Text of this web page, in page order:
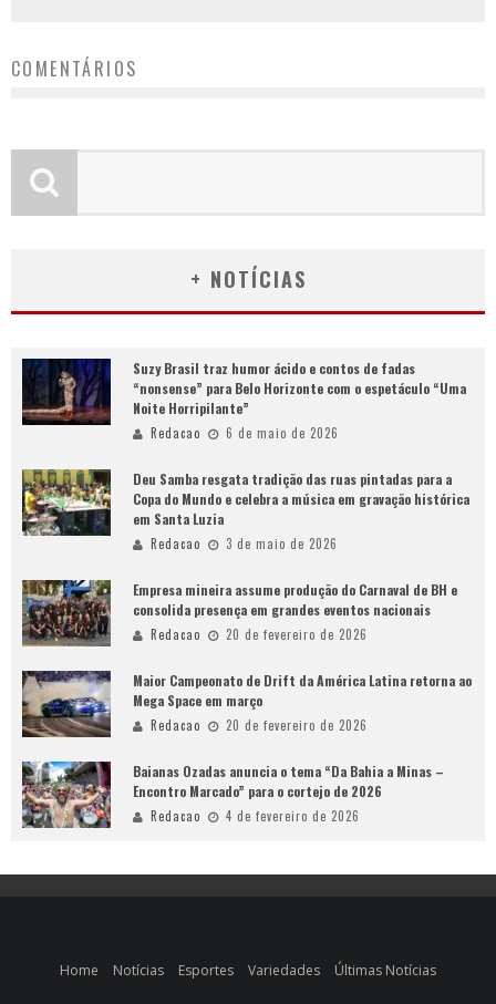
COMENTÁRIOS
+ NOTÍCIAS
Suzy Brasil traz humor ácido e contos de fadas
“nonsense” para Belo Horizonte com o espetáculo “Uma
Noite Horripilante”
Redacao 6 de maio de 2026
Deu Samba resgata tradição das ruas pintadas para a
Copa do Mundo e celebra a música em gravação histórica
em Santa Luzia
Redacao 3 de maio de 2026
Empresa mineira assume produção do Carnaval de BH e
consolida presença em grandes eventos nacionais
Redacao 20 de fevereiro de 2026
Maior Campeonato de Drift da América Latina retorna ao
Mega Space em março
Redacao 20 de fevereiro de 2026
Baianas Ozadas anuncia o tema “Da Bahia a Minas –
Encontro Marcado” para o cortejo de 2026
Redacao 4 de fevereiro de 2026
Home Notícias Esportes Variedades Últimas Notícias